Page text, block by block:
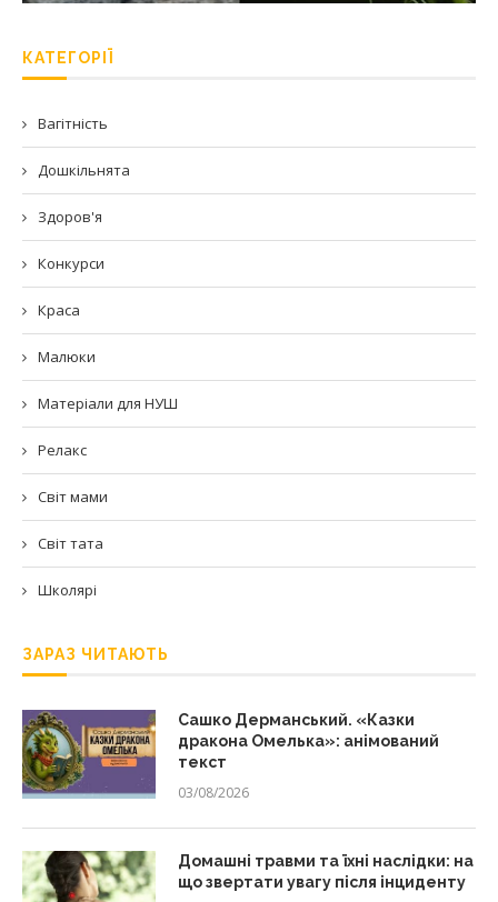
КАТЕГОРІЇ
Вагітність
Дошкільнята
Здоров'я
Конкурси
Краса
Малюки
Матеріали для НУШ
Релакс
Світ мами
Світ тата
Школярі
ЗАРАЗ ЧИТАЮТЬ
Сашко Дерманський. «Казки
дракона Омелька»: анімований
текст
03/08/2026
Домашні травми та їхні наслідки: на
що звертати увагу після інциденту